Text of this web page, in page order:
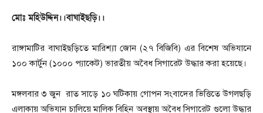
মোঃ মহিউদ্দিন।।বাঘাইছড়ি।।
রাঙ্গামাটির বাঘাইছড়িতে মারিশ্যা জোন (২৭ বিজিবি) এর বিশেষ অভিযানে
১০০ কার্টুন (১০০০ প্যাকেট) ভারতীয় অবৈধ সিগারেট উদ্ধার করা হয়েছে।
মঙ্গলবার ৩ জুন রাত সাড়ে ১০ ঘটিকায় গোপন সংবাদের ভিত্তিতে উগলছড়ি
এলাকায় অভিযান চালিয়ে মালিক বিহিন অবস্থায় অবৈধ সিগারেট গুলো উদ্ধার